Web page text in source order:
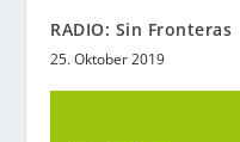
RADIO: Sin Fronteras
25. Oktober 2019